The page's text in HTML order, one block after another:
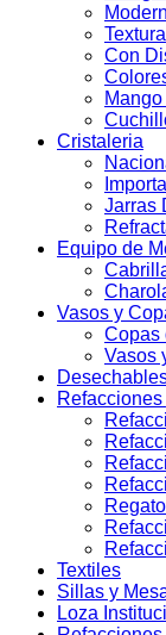
Textura
Con
Cristaleria
Jarras
Equipo de
Vasos y
Copas
Vasos
Textiles
Sillas y
Loza